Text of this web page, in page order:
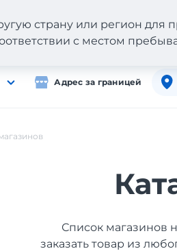
Адрес за границей
страну или регион для
с местом
Список магазинов
заказать товар из